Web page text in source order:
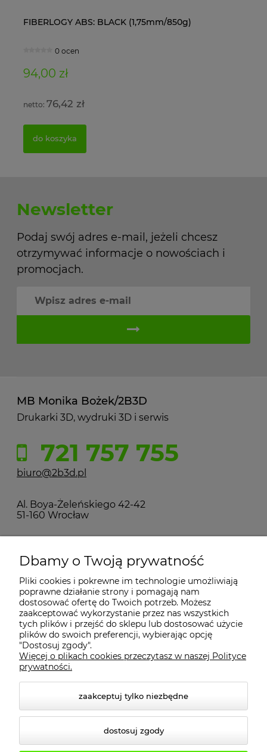
FIBERLOGY ABS: BLACK (1,75mm/850g)
0 ocen
94,00 zł
76,42 zł
do koszyka
Newsletter
Podaj swój adres e-mail, jeżeli chcesz
otrzymywać informacje o nowościach i
promocjach.
MB Monika Bożek/2B3D
Drukarki 3D, wydruki 3D i serwis
721 757 755
biuro@2b3d.pl
Al. Boya-Żeleńskiego 42-42
51-160 Wrocław
MOJE KONTO
PŁATNOŚCI I DOSTAWA
INFORMACJE
KONTAKT
Dbamy o Twoją prywatność
Pliki cookies i pokrewne im technologie umożliwiają
poprawne działanie strony i pomagają nam
dostosować ofertę do Twoich potrzeb. Możesz
zaakceptować wykorzystanie przez nas wszystkich
tych plików i przejść do sklepu lub dostosować użycie
plików do swoich preferencji, wybierając opcję
"Dostosuj zgody".
Więcej o plikach cookies przeczytasz w naszej Polityce
prywatności.
zaakceptuj tylko niezbędne
dostosuj zgody